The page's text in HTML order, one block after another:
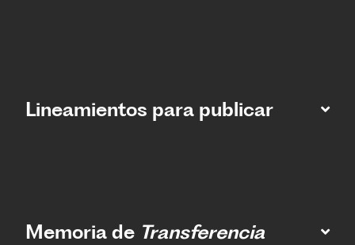
Lineamientos para publicar
Memoria de Transferencia